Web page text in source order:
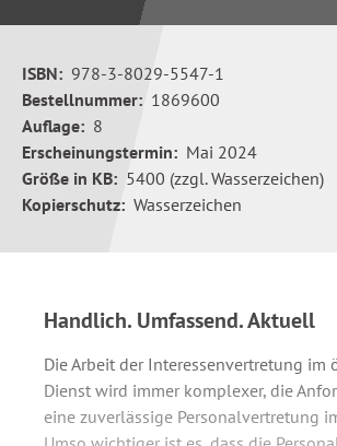
ISBN: 978-3-8029-5547-1
Bestellnummer: 1869600
Auflage: 8
Erscheinungstermin: Mai 2024
Größe in KB: 5400 (zzgl. Wasserzeichen)
Kopierschutz: Wasserzeichen
Handlich. Umfassend. Aktuell
Die Arbeit der Interessenvertretung im
Dienst wird immer komplexer, die
eine zuverlässige Personalvertretung